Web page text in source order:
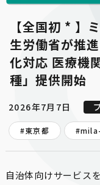
【全国初 * 】
生労働省が推
化対応 医療機
種」提供開始
2026年7月7日
#東京都 #
自治体向けサービス